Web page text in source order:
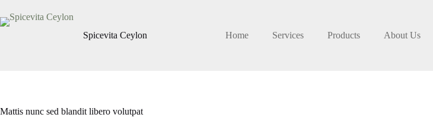
to
content
Spicevita Ceylon
Home Services Products About Us
Mattis nunc sed blandit libero volutpat